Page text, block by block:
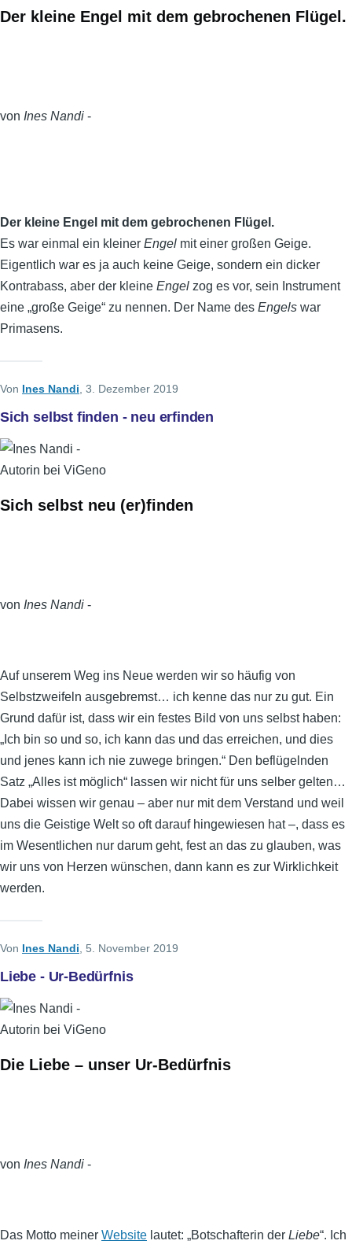
Der kleine Engel mit dem gebrochenen Flügel.
von Ines Nandi -
Der kleine Engel mit dem gebrochenen Flügel.
Es war einmal ein kleiner Engel mit einer großen Geige.
Eigentlich war es ja auch keine Geige, sondern ein dicker
Kontrabass, aber der kleine Engel zog es vor, sein Instrument
eine „große Geige“ zu nennen. Der Name des Engels war
Primasens.
Von Ines Nandi , 3. Dezember 2019
Sich selbst finden - neu erfinden
Sich selbst neu (er)finden
von Ines Nandi -
Auf unserem Weg ins Neue werden wir so häufig von
Selbstzweifeln ausgebremst… ich kenne das nur zu gut. Ein
Grund dafür ist, dass wir ein festes Bild von uns selbst haben:
„Ich bin so und so, ich kann das und das erreichen, und dies
und jenes kann ich nie zuwege bringen.“ Den beflügelnden
Satz „Alles ist möglich“ lassen wir nicht für uns selber gelten…
Dabei wissen wir genau – aber nur mit dem Verstand und weil
uns die Geistige Welt so oft darauf hingewiesen hat –, dass es
im Wesentlichen nur darum geht, fest an das zu glauben, was
wir uns von Herzen wünschen, dann kann es zur Wirklichkeit
werden.
Von Ines Nandi , 5. November 2019
Liebe - Ur-Bedürfnis
Die Liebe – unser Ur-Bedürfnis
von Ines Nandi -
Das Motto meiner Website lautet: „Botschafterin der Liebe“. Ich